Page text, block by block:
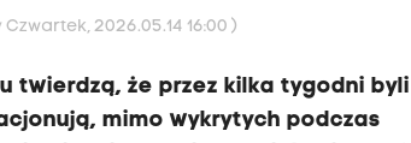
2026.05.14 16:00 )
twierdzą, że przez kilka tygodni byli
mimo wykrytych podczas